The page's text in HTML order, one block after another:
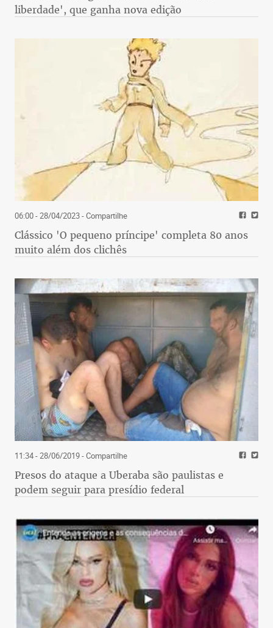
liberdade', que ganha nova edição
06:00 - 28/04/2023- Compartilhe
Clássico 'O pequeno príncipe' completa 80 anos
muito além dos clichês
11:34 - 28/06/2019- Compartilhe
Presos do ataque a Uberaba são paulistas e
podem seguir para presídio federal